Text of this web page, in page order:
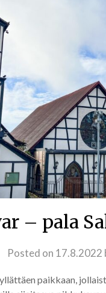
– pala
Posted on 17.8.2022
paikkaan,